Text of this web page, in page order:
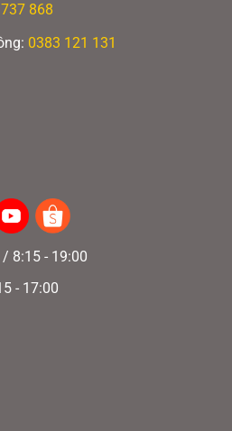
868
0383 121 131
8:15 - 19:00
- 17:00